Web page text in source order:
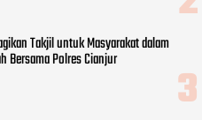
Takjil untuk Masyarakat dalam
Bersama Polres Cianjur